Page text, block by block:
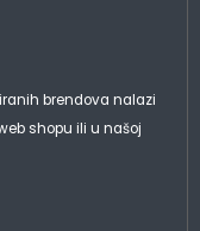
brendova nalazi
shopu ili u našoj